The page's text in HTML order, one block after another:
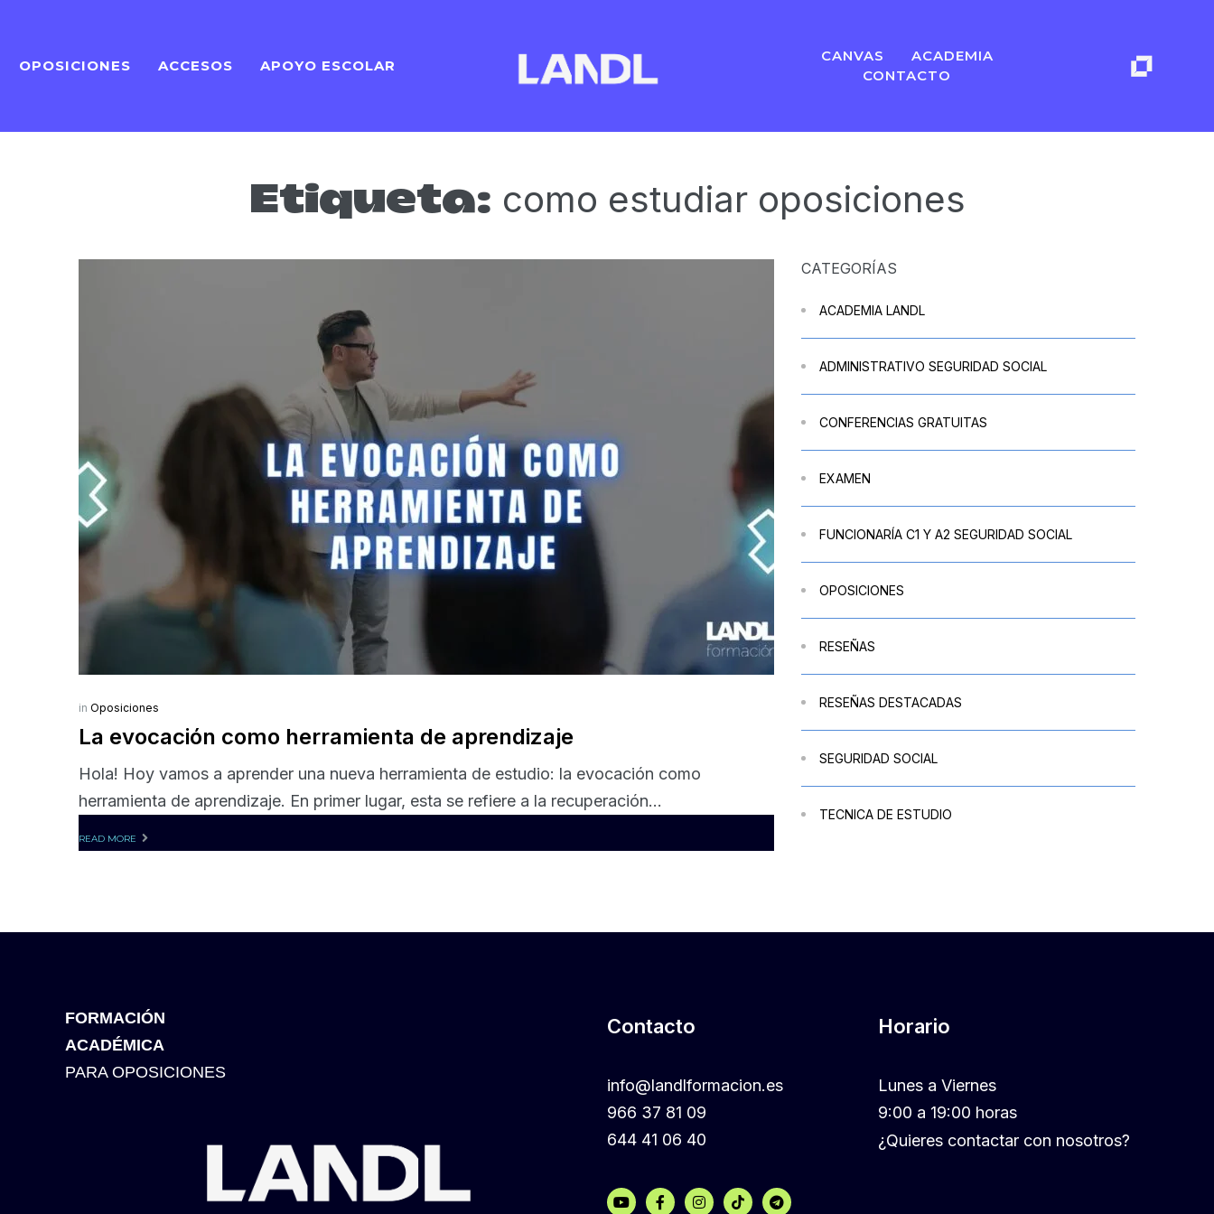
OPOSICIONES ACCESOS APOYO ESCOLAR
CANVAS
ACADEMIA
CONTACTO
Etiqueta: como estudiar oposiciones
in Oposiciones
La evocación como herramienta de aprendizaje
Hola! Hoy vamos a aprender una nueva herramienta de estudio: la evocación como
herramienta de aprendizaje. En primer lugar, esta se refiere a la recuperación...
READ MORE
CATEGORÍAS
ACADEMIA LANDL
ADMINISTRATIVO SEGURIDAD SOCIAL
CONFERENCIAS GRATUITAS
EXAMEN
FUNCIONARÍA C1 Y A2 SEGURIDAD SOCIAL
OPOSICIONES
RESEÑAS
RESEÑAS DESTACADAS
SEGURIDAD SOCIAL
TECNICA DE ESTUDIO
FORMACIÓN
ACADÉMICA
PARA OPOSICIONES
Contacto
info@landlformacion.es
966 37 81 09
644 41 06 40
Horario
Lunes a Viernes
9:00 a 19:00 horas
¿Quieres contactar con nosotros?